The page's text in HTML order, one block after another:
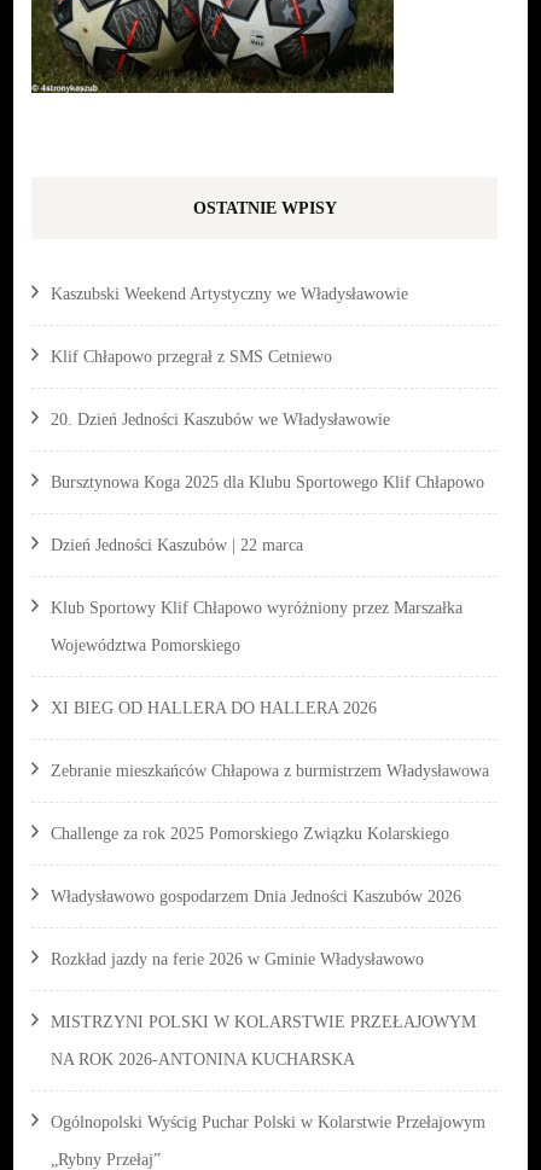
OSTATNIE WPISY
Kaszubski Weekend Artystyczny we Władysławowie
Klif Chłapowo przegrał z SMS Cetniewo
20. Dzień Jedności Kaszubów we Władysławowie
Bursztynowa Koga 2025 dla Klubu Sportowego Klif Chłapowo
Dzień Jedności Kaszubów | 22 marca
Klub Sportowy Klif Chłapowo wyróżniony przez Marszałka
Województwa Pomorskiego
XI BIEG OD HALLERA DO HALLERA 2026
Zebranie mieszkańców Chłapowa z burmistrzem Władysławowa
Challenge za rok 2025 Pomorskiego Związku Kolarskiego
Władysławowo gospodarzem Dnia Jedności Kaszubów 2026
Rozkład jazdy na ferie 2026 w Gminie Władysławowo
MISTRZYNI POLSKI W KOLARSTWIE PRZEŁAJOWYM
NA ROK 2026-ANTONINA KUCHARSKA
Ogólnopolski Wyścig Puchar Polski w Kolarstwie Przełajowym
„Rybny Przełaj”